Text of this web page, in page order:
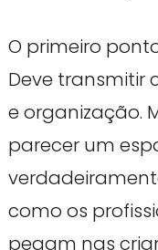
O primeiro
Deve transmitir
e organização.
parecer um
como os
pegam nas